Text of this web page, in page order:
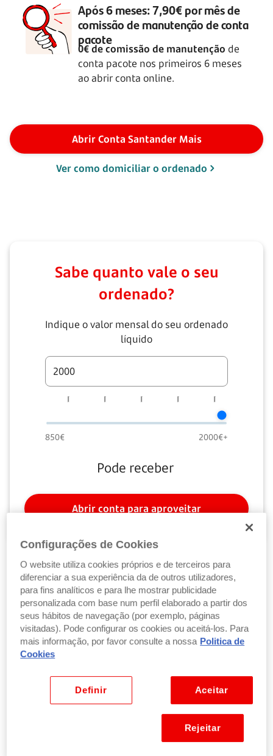
Após 6 meses: 7,90€ por mês de
comissão de manutenção de conta
pacote
0€ de comissão de manutenção de
conta pacote nos primeiros 6 meses
ao abrir conta online.
Abrir Conta Santander Mais
Ver como domiciliar o ordenado
Sabe quanto vale o seu
ordenado?
Indique o valor mensal do seu ordenado
líquido
850€ 2000€+
Pode receber
Abrir conta para aproveitar
Primeiro, abra a sua conta
Ganhe 50€ ao abrir conta online e até 500€ por receber
o seu ordenado nela.
Configurações de Cookies
O website utiliza cookies próprios e de terceiros para
diferenciar a sua experiência da de outros utilizadores,
para fins analíticos e para lhe mostrar publicidade
personalizada com base num perfil elaborado a partir dos
seus hábitos de navegação (por exemplo, páginas
visitadas). Pode configurar os cookies ou aceitá-los. Para
mais informação, por favor consulte a nossa Politica de
Cookies
Aceitar
Definir
Rejeitar